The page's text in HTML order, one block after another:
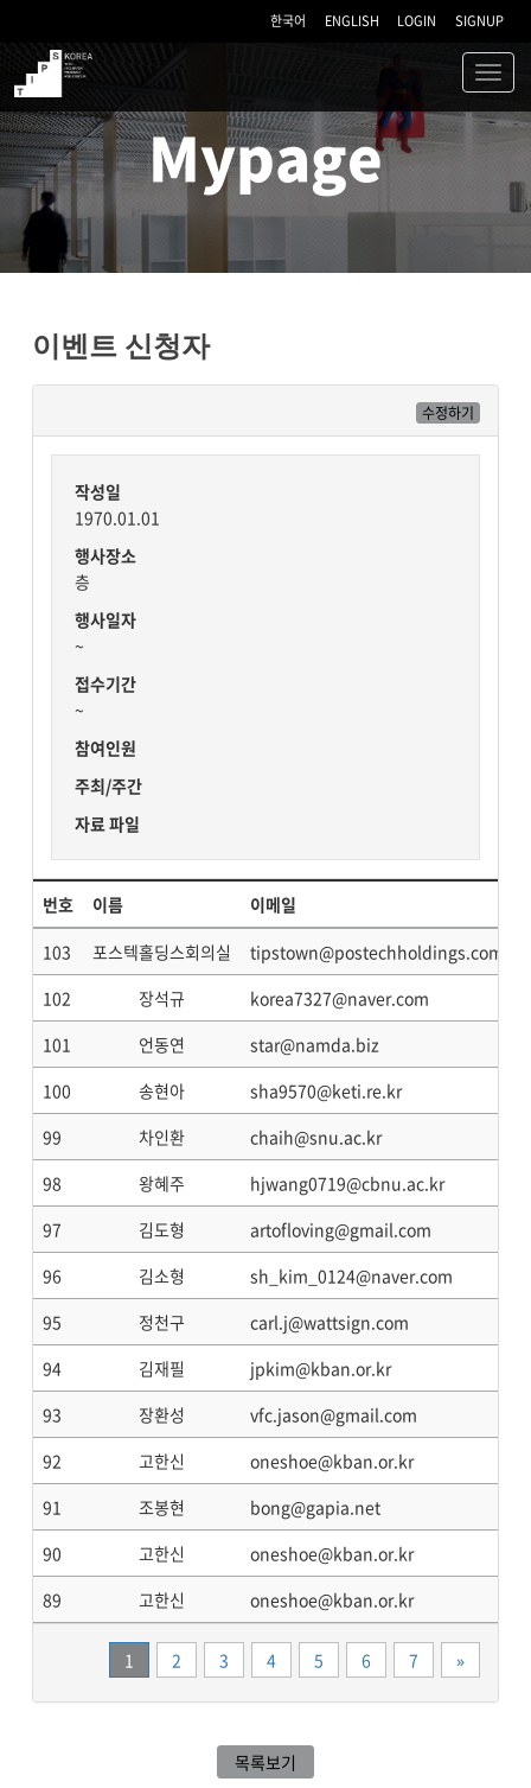
한국어 ENGLISH LOGIN SIGNUP
TIPS
Mypage
이벤트 신청자
수정하기
작성일
1970.01.01
행사장소
층
행사일자
~
접수기간
~
참여인원
주최/주간
자료 파일
번호 이름 이메일
103
포스텍홀딩스회의실 tipstown@postechholdings.com
102
장석규 korea7327@naver.com
101
언동연 star@namda.biz
100
송현아 sha9570@keti.re.kr
99
차인환 chaih@snu.ac.kr
98
왕혜주 hjwang0719@cbnu.ac.kr
97
김도형 artofloving@gmail.com
96
김소형 sh_kim_0124@naver.com
95
정천구 carl.j@wattsign.com
94
김재필 jpkim@kban.or.kr
93
장환성 vfc.jason@gmail.com
92
고한신 oneshoe@kban.or.kr
91
조봉현 bong@gapia.net
90
고한신 oneshoe@kban.or.kr
89
고한신 oneshoe@kban.or.kr
1 2 3 4 5 6 7 »끝
목록보기